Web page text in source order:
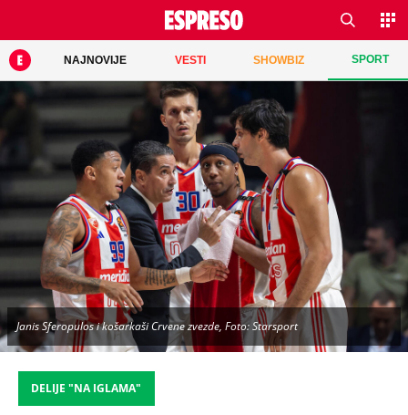
NAJNOVIJE VESTI SHOWBIZ SPORT
Janis Sferopulos i košarkaši Crvene zvezde, Foto: Starsport
DELIJE "NA IGLAMA"